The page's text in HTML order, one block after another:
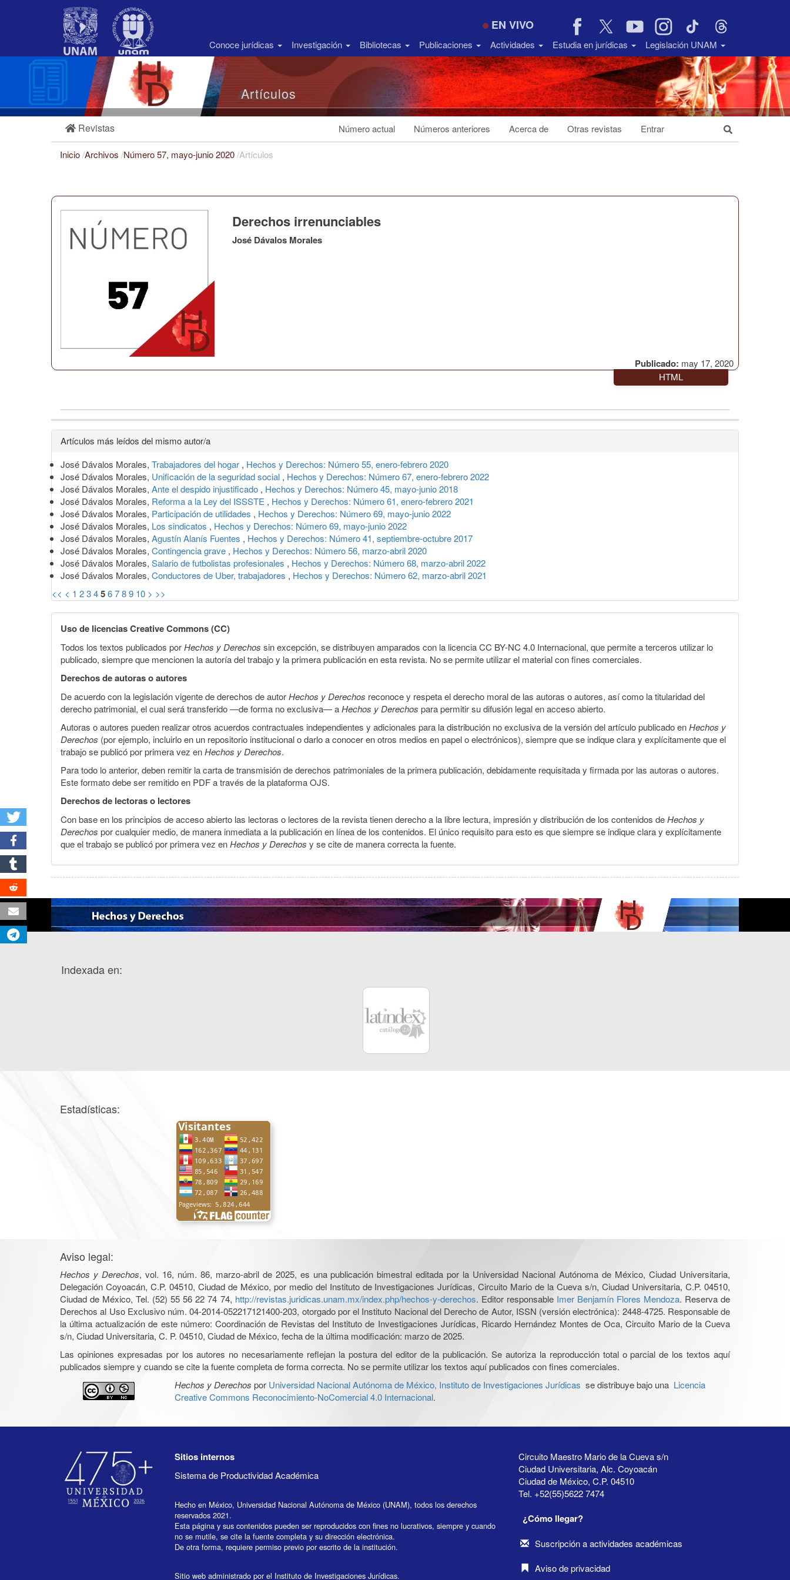
Barra
EN VIVO
Conoce jurídicas Investigación Bibliotecas Publicaciones Actividades Estudia en jurídicas Legislación UNAM
Artículos
Revistas Número actual Números anteriores Acerca de Otras revistas Entrar
Inicio/Archivos /Número 57, mayo-junio 2020/Artículos
Publicado: may 17, 2020
Derechos irrenunciables
José Dávalos Morales
HTML
Detalles
del
artículo
Artículos más leídos del mismo autor/a
José Dávalos Morales, Trabajadores del hogar , Hechos y Derechos: Número 55, enero-febrero 2020
José Dávalos Morales, Unificación de la seguridad social , Hechos y Derechos: Número 67, enero-febrero 2022
José Dávalos Morales, Ante el despido injustificado , Hechos y Derechos: Número 45, mayo-junio 2018
José Dávalos Morales, Reforma a la Ley del ISSSTE , Hechos y Derechos: Número 61, enero-febrero 2021
José Dávalos Morales, Participación de utilidades , Hechos y Derechos: Número 69, mayo-junio 2022
José Dávalos Morales, Los sindicatos , Hechos y Derechos: Número 69, mayo-junio 2022
José Dávalos Morales, Agustín Alanís Fuentes , Hechos y Derechos: Número 41, septiembre-octubre 2017
José Dávalos Morales, Contingencia grave , Hechos y Derechos: Número 56, marzo-abril 2020
José Dávalos Morales, Salario de futbolistas profesionales , Hechos y Derechos: Número 68, marzo-abril 2022
José Dávalos Morales, Conductores de Uber, trabajadores , Hechos y Derechos: Número 62, marzo-abril 2021
<< < 1 23456789 10 > >>
Uso de licencias Creative Commons (CC)
Todos los textos publicados porHechos y Derechos sin excepción, se distribuyen amparados con la licencia CC BY-NC 4.0 Internacional, que permite a terceros utilizar lo
publicado, siempre que mencionen la autoría del trabajo y la primera publicación en esta revista. No se permite utilizar el material con fines comerciales.
Derechos de autoras o autores
De acuerdo con la legislación vigente de derechos de autorHechos y Derechos reconoce y respeta el derecho moral de las autoras o autores, así como la titularidad del
derecho patrimonial, el cual será transferido —de forma no exclusiva— aHechos y Derechos para permitir su difusión legal en acceso abierto.
Autoras o autores pueden realizar otros acuerdos contractuales independientes y adicionales para la distribución no exclusiva de la versión del artículo publicado enHechos y
Derechos (por ejemplo, incluirlo en un repositorio institucional o darlo a conocer en otros medios en papel o electrónicos), siempre que se indique clara y explícitamente que el
trabajo se publicó por primera vez enHechos y Derechos.
Para todo lo anterior, deben remitir la carta de transmisión de derechos patrimoniales de la primera publicación, debidamente requisitada y firmada por las autoras o autores.
Este formato debe ser remitido en PDF a través de la plataforma OJS.
Derechos de lectoras o lectores
Con base en los principios de acceso abierto las lectoras o lectores de la revista tienen derecho a la libre lectura, impresión y distribución de los contenidos deHechos y
Derechos por cualquier medio, de manera inmediata a la publicación en línea de los contenidos. El único requisito para esto es que siempre se indique clara y explícitamente
que el trabajo se publicó por primera vez enHechos y Derechos y se cite de manera correcta la fuente.
Indexada en:
Estadísticas:
Aviso legal:
Hechos y Derechos, vol. 16, núm. 86, marzo-abril de 2025, es una publicación bimestral editada por la Universidad Nacional Autónoma de México, Ciudad Universitaria,
Delegación Coyoacán, C.P. 04510, Ciudad de México, por medio del Instituto de Investigaciones Jurídicas, Circuito Mario de la Cueva s/n, Ciudad Universitaria, C.P. 04510,
Ciudad de México, Tel. (52) 55 56 22 74 74, http://revistas.juridicas.unam.mx/index.php/hechos-y-derechos. Editor responsable Imer Benjamín Flores Mendoza. Reserva de
Derechos al Uso Exclusivo núm. 04-2014-052217121400-203, otorgado por el Instituto Nacional del Derecho de Autor, ISSN (versión electrónica): 2448-4725. Responsable de
la última actualización de este número: Coordinación de Revistas del Instituto de Investigaciones Jurídicas, Ricardo Hernández Montes de Oca, Circuito Mario de la Cueva
s/n, Ciudad Universitaria, C. P. 04510, Ciudad de México, fecha de la última modificación: marzo de 2025.
Las opiniones expresadas por los autores no necesariamente reflejan la postura del editor de la publicación. Se autoriza la reproducción total o parcial de los textos aquí
publicados siempre y cuando se cite la fuente completa de forma correcta. No se permite utilizar los textos aquí publicados con fines comerciales.
Hechos y Derechos por Universidad Nacional Autónoma de México, Instituto de Investigaciones Jurídicas se distribuye bajo una Licencia
Creative Commons Reconocimiento-NoComercial 4.0 Internacional.
Sitios internos
Sistema de Productividad Académica
Hecho en México, Universidad Nacional Autónoma de México (UNAM), todos los derechos
reservados 2021.
Esta página y sus contenidos pueden ser reproducidos con fines no lucrativos, siempre y cuando
no se mutile, se cite la fuente completa y su dirección electrónica.
De otra forma, requiere permiso previo por escrito de la institución.
Sitio web administrado por el Instituto de Investigaciones Jurídicas.
Circuito Maestro Mario de la Cueva s/n
Ciudad Universitaria, Alc. Coyoacán
Ciudad de México, C.P. 04510
Tel. +52(55)5622 7474
¿Cómo llegar?
Suscripción a actividades académicas
Aviso de privacidad